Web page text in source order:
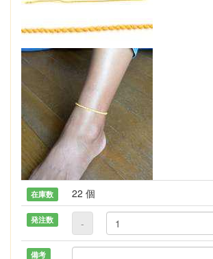
在庫数 22 個
発注数 -
備考